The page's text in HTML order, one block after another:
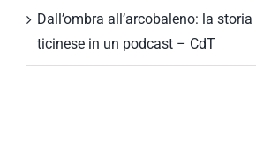
Dall’ombra all’arcobaleno: la storia
ticinese in un podcast – CdT